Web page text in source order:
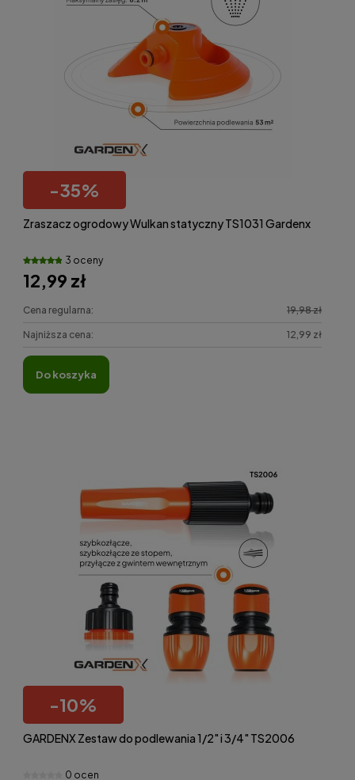
-35%
Zraszacz ogrodowy Wulkan statyczny TS1031 Gardenx
3 oceny
12,99 zł
Cena regularna: 19,98 zł
Najniższa cena: 12,99 zł
do koszyka
-10%
GARDENX Zestaw do podlewania 1/2" i 3/4" TS2006
0 ocen